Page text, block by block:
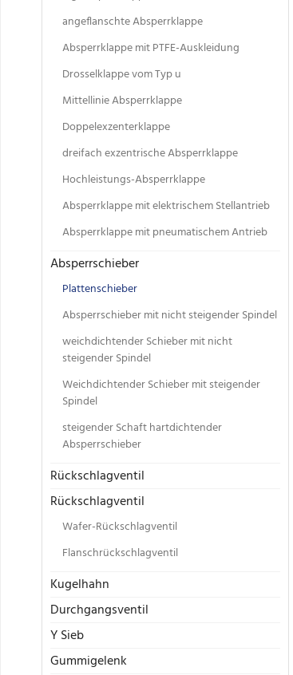
angeflanschte Absperrklappe
Absperrklappe mit PTFE-Auskleidung
Drosselklappe vom Typ u
Mittellinie Absperrklappe
Doppelexzenterklappe
dreifach exzentrische Absperrklappe
Hochleistungs-Absperrklappe
Absperrklappe mit elektrischem Stellantrieb
Absperrklappe mit pneumatischem Antrieb
Absperrschieber
Plattenschieber
Absperrschieber mit nicht steigender Spindel
weichdichtender Schieber mit nicht
steigender Spindel
Weichdichtender Schieber mit steigender
Spindel
steigender Schaft hartdichtender
Absperrschieber
Rückschlagventil
Rückschlagventil
Wafer-Rückschlagventil
Flanschrückschlagventil
Kugelhahn
Durchgangsventil
Y Sieb
Gummigelenk